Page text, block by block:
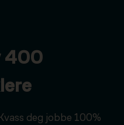
400
deg jobbe 100%